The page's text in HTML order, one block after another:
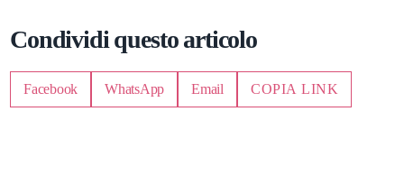
Condividi questo articolo
Facebook WhatsApp Email COPIA LINK